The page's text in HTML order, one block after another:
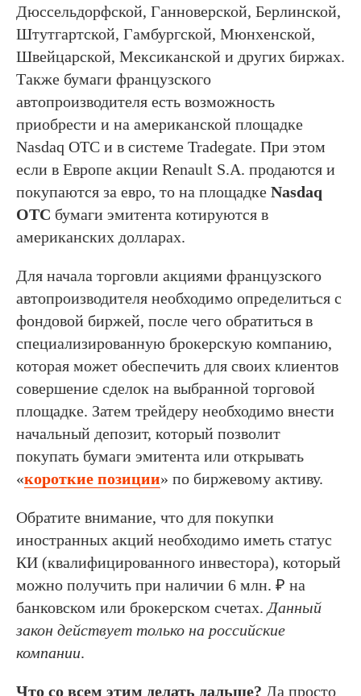
Дюссельдорфской, Ганноверской, Берлинской,
Штутгартской, Гамбургской, Мюнхенской,
Швейцарской, Мексиканской и других биржах.
Также бумаги французского
автопроизводителя есть возможность
приобрести и на американской площадке
Nasdaq OTC и в системе Tradegate. При этом
если в Европе акции Renault S.A. продаются и
покупаются за евро, то на площадке Nasdaq
OTC бумаги эмитента котируются в
американских долларах.
Для начала торговли акциями французского
автопроизводителя необходимо определиться с
фондовой биржей, после чего обратиться в
специализированную брокерскую компанию,
которая может обеспечить для своих клиентов
совершение сделок на выбранной торговой
площадке. Затем трейдеру необходимо внести
начальный депозит, который позволит
покупать бумаги эмитента или открывать
«короткие позиции» по биржевому активу.
Обратите внимание, что для покупки
иностранных акций необходимо иметь статус
КИ (квалифицированного инвестора), который
можно получить при наличии 6 млн. ₽ на
банковском или брокерском счетах. Данный
закон действует только на российские
компании.
Что со всем этим делать дальше? Да просто